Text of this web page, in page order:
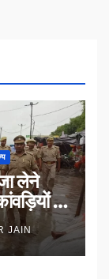
लेने
से
JAIN